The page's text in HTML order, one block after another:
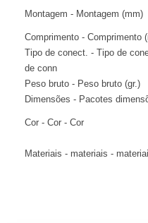
Montagem - Montagem (mm)
Comprimento - Comprimento
Tipo de conect. - Tipo de
de conn
Peso bruto - Peso bruto (gr.)
Dimensões - Pacotes
Cor - Cor - Cor
Materiais - materiais -